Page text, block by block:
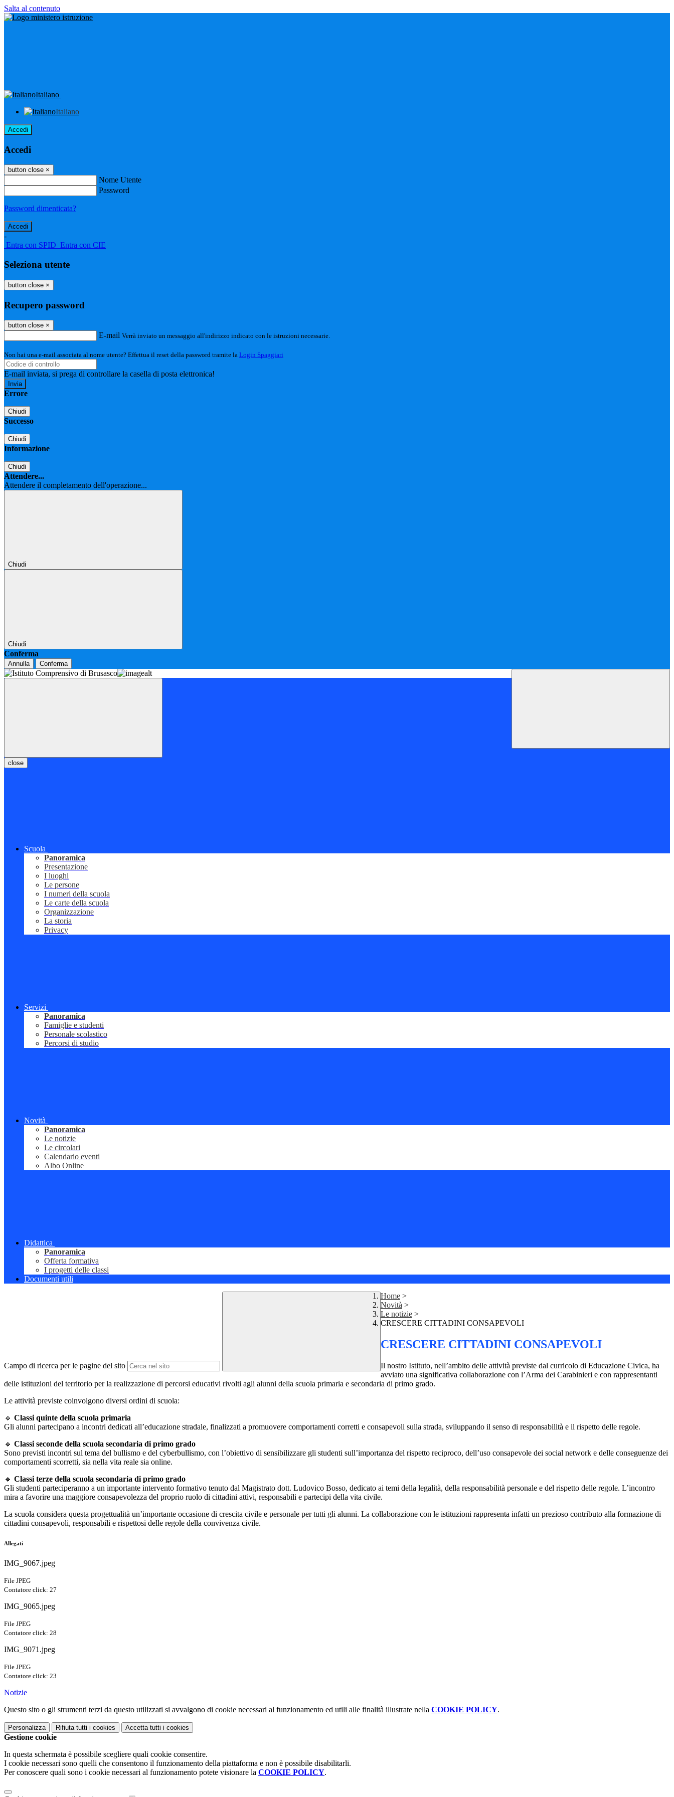
Salta al contenuto
Italiano
Italiano
Accedi
Accedi
button close ×
Nome Utente
Password
Password dimenticata?
-
Entra con SPID Entra con CIE
Seleziona utente
button close ×
Recupero password
button close ×
E-mail Verrà inviato un messaggio all'indirizzo indicato con le istruzioni necessarie.
Non hai una e-mail associata al nome utente? Effettua il reset della password tramite la Login Spaggiari
E-mail inviata, si prega di controllare la casella di posta elettronica!
Errore
Chiudi
Successo
Chiudi
Informazione
Chiudi
Attendere...
Attendere il completamento dell'operazione...
Chiudi
Chiudi
Conferma
Annulla Conferma
close
Scuola
Panoramica
Presentazione
I luoghi
Le persone
I numeri della scuola
Le carte della scuola
Organizzazione
La storia
Privacy
Servizi
Panoramica
Famiglie e studenti
Personale scolastico
Percorsi di studio
Novità
Panoramica
Le notizie
Le circolari
Calendario eventi
Albo Online
Didattica
Panoramica
Offerta formativa
I progetti delle classi
Documenti utili
Campo di ricerca per le pagine del sito
Home >
Novità >
Le notizie >
CRESCERE CITTADINI CONSAPEVOLI
CRESCERE CITTADINI CONSAPEVOLI
Il nostro Istituto, nell’ambito delle attività previste dal curricolo di Educazione Civica, ha
avviato una significativa collaborazione con l’Arma dei Carabinieri e con rappresentanti
delle istituzioni del territorio per la realizzazione di percorsi educativi rivolti agli alunni della scuola primaria e secondaria di primo grado.
Le attività previste coinvolgono diversi ordini di scuola:
🔹 Classi quinte della scuola primaria
Gli alunni partecipano a incontri dedicati all’educazione stradale, finalizzati a promuovere comportamenti corretti e consapevoli sulla strada, sviluppando il senso di responsabilità e il rispetto delle regole.
🔹 Classi seconde della scuola secondaria di primo grado
Sono previsti incontri sul tema del bullismo e del cyberbullismo, con l’obiettivo di sensibilizzare gli studenti sull’importanza del rispetto reciproco, dell’uso consapevole dei social network e delle conseguenze dei
comportamenti scorretti, sia nella vita reale sia online.
🔹 Classi terze della scuola secondaria di primo grado
Gli studenti parteciperanno a un importante intervento formativo tenuto dal Magistrato dott. Ludovico Bosso, dedicato ai temi della legalità, della responsabilità personale e del rispetto delle regole. L’incontro
mira a favorire una maggiore consapevolezza del proprio ruolo di cittadini attivi, responsabili e partecipi della vita civile.
La scuola considera questa progettualità un’importante occasione di crescita civile e personale per tutti gli alunni. La collaborazione con le istituzioni rappresenta infatti un prezioso contributo alla formazione di
cittadini consapevoli, responsabili e rispettosi delle regole della convivenza civile.
Allegati
IMG_9067.jpeg
File JPEG
Contatore click: 27
IMG_9065.jpeg
File JPEG
Contatore click: 28
IMG_9071.jpeg
File JPEG
Contatore click: 23
Notizie
Questo sito o gli strumenti terzi da questo utilizzati si avvalgono di cookie necessari al funzionamento ed utili alle finalità illustrate nella COOKIE POLICY.
Personalizza Rifiuta tutti i cookies Accetta tutti i cookies
Gestione cookie
In questa schermata è possibile scegliere quali cookie consentire.
I cookie necessari sono quelli che consentono il funzionamento della piattaforma e non è possibile disabilitarli.
Per conoscere quali sono i cookie necessari al funzionamento potete visionare la COOKIE POLICY.